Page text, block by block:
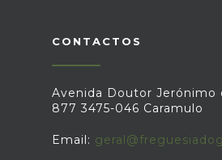
CONTACTOS
Avenida Doutor Jerónimo
877 3475-046 Caramulo
Email: